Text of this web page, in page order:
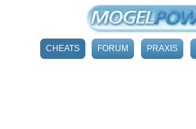
CHEATS FORUM PRAXIS